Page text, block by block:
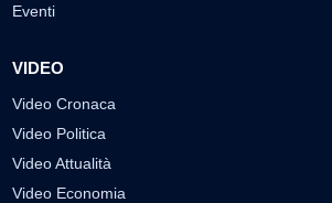
Eventi
VIDEO
Video Cronaca
Video Politica
Video Attualità
Video Economia